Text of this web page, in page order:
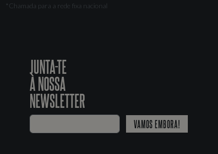
*Chamada para a rede fixa nacional
JUNTA-TE
À NOSSA
NEWSLETTER
VAMOS EMBORA!